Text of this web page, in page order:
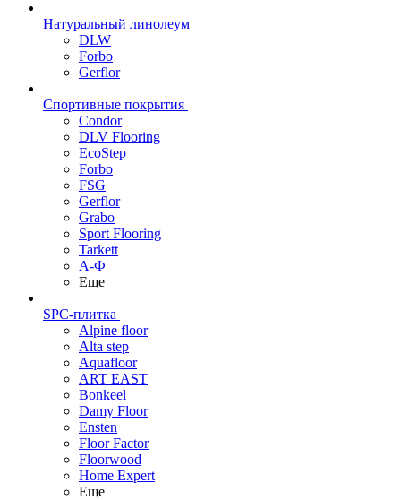
Натуральный линолеум
DLW
Forbo
Gerflor
Спортивные покрытия
Condor
DLV Flooring
EcoStep
Forbo
FSG
Gerflor
Grabo
Sport Flooring
Tarkett
А-Ф
Еще
SPC-плитка
Alpine floor
Alta step
Aquafloor
ART EAST
Bonkeel
Damy Floor
Ensten
Floor Factor
Floorwood
Home Expert
Еще